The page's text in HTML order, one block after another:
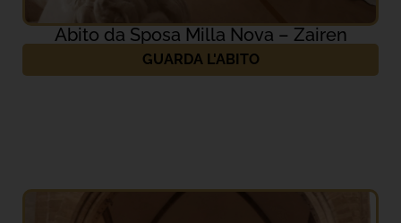
Abito da Sposa Milla Nova – Zairen
GUARDA L'ABITO